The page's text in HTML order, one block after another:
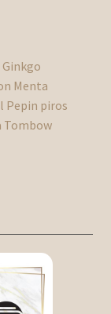
Ginkgo
Menta
Pepin piros
Tombow